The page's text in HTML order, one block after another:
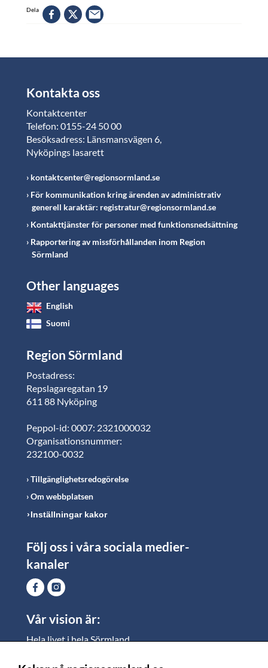
Dela
Kontakta oss
Kontaktcenter
Telefon: 0155-24 50 00
Besöksadress: Länsmansvägen 6,
Nyköpings lasarett
kontaktcenter@regionsormland.se
För kommunikation kring ärenden av administrativ
generell karaktär: registratur@regionsormland.se
Kontakttjänster för personer med funktionsnedsättning
Rapportering av missförhållanden inom Region
Sörmland
Other languages
English
Suomi
Region Sörmland
Postadress:
Repslagaregatan 19
611 88 Nyköping
Peppol-id: 0007: 2321000032
Organisationsnummer:
232100-0032
Tillgänglighetsredogörelse
Om webbplatsen
Inställningar kakor
Följ oss i våra sociala medier-
kanaler
Vår vision är:
Hela livet i hela Sörmland.
vi vill skapa jämlika möjligheter för både